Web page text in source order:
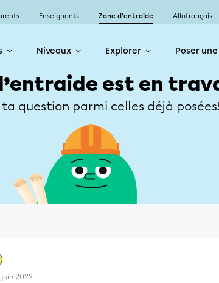
Enseignants Zone d’entraide Allofrançais
Niveaux Explorer Poser
est en
ta question parmi celles déjà
juin 2022